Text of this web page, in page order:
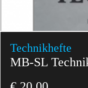
Technikhefte
MB-SL